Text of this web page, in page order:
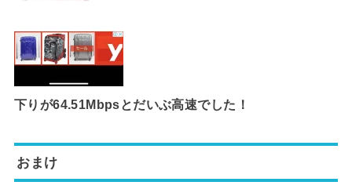
下りが64.51Mbpsとだいぶ高速でした！
おまけ